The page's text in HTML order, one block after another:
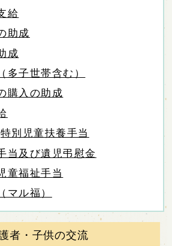
給
助成
成
多子世帯含む）
購入の助成
特別児童扶養手当
当及び遺児弔慰金
童福祉手当
マル福）
者・子供の交流